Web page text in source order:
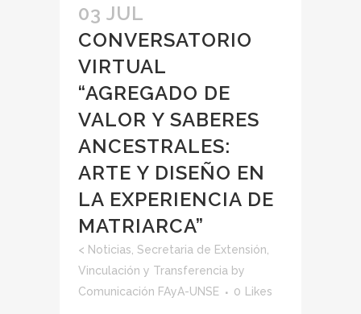
03 JUL
CONVERSATORIO
VIRTUAL
“AGREGADO DE
VALOR Y SABERES
ANCESTRALES:
ARTE Y DISEÑO EN
LA EXPERIENCIA DE
MATRIARCA”
< Noticias Secretaria de Extensión,
Vinculación y Transferencia by
Comunicación FAyA-UNSE
0 Likes